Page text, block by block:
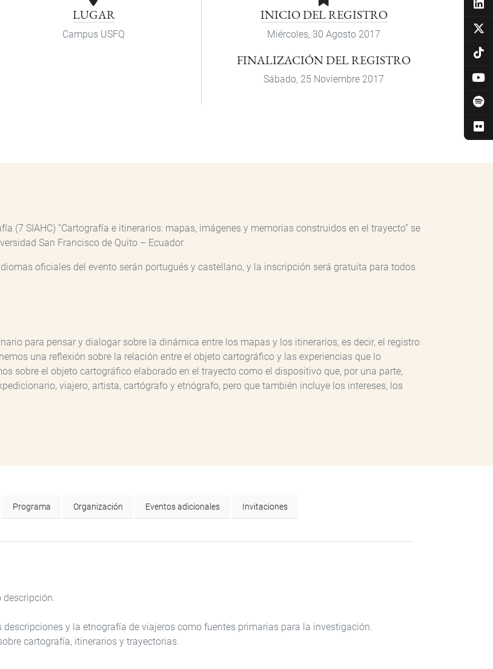
LUGAR
Campus USFQ
INICIO DEL REGISTRO
Miércoles, 30 Agosto 2017
FINALIZACIÓN DEL REGISTRO
Sábado, 25 Noviembre 2017
(7 SIAHC) “Cartografía e itinerarios: mapas, imágenes y memorias construidos en el trayecto” se
San Francisco de Quito – Ecuador.
oficiales del evento serán portugués y castellano, y la inscripción será gratuita para todos
para pensar y dialogar sobre la dinámica entre los mapas y los itinerarios, es decir, el registro
una reflexión sobre la relación entre el objeto cartográfico y las experiencias que lo
sobre el objeto cartográfico elaborado en el trayecto como el dispositivo que, por una parte,
viajero, artista, cartógrafo y etnógrafo, pero que también incluye los intereses, los
Programa Organización Eventos adicionales Invitaciones
descripción.
y la etnografía de viajeros como fuentes primarias para la investigación.
cartografía, itinerarios y trayectorias.